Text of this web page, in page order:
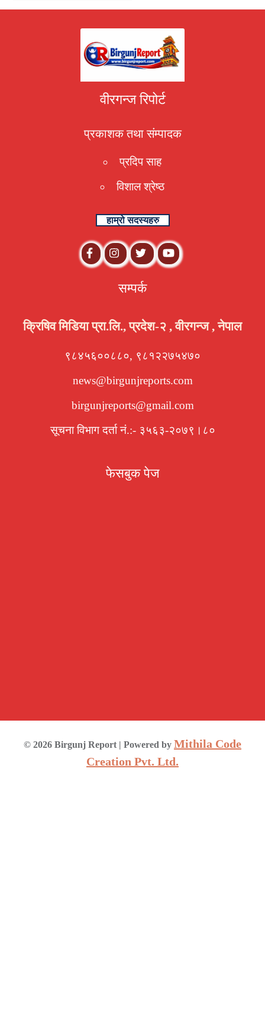
वीरगन्ज रिपोर्ट
प्रकाशक तथा संम्पादक
प्रदिप साह
विशाल श्रेष्ठ
हाम्रो सदस्यहरु
सम्पर्क
क्रिषिव मिडिया प्रा.लि., प्रदेश-२ , वीरगन्ज , नेपाल
९८४५६००८८०, ९८१२२७५४७०
news@birgunjreports.com
birgunjreports@gmail.com
सूचना विभाग दर्ता नं.:- ३५६३-२०७९।८०
फेसबुक पेज
© 2026 Birgunj Report | Powered by Mithila Code
Creation Pvt. Ltd.